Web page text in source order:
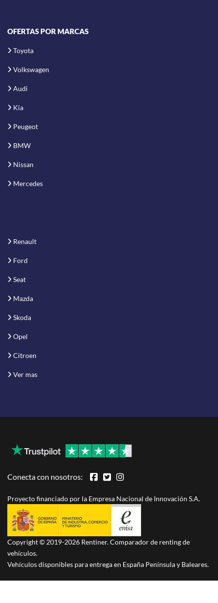
OFERTAS POR MARCAS
Toyota
Volkswagen
Audi
Kia
Peugeot
BMW
Nissan
Mercedes
Renault
Ford
Seat
Mazda
Skoda
Opel
Citroen
Ver mas
Conecta con nosotros:
Proyecto financiado por la Empresa Nacional de Innovación S.A.
Copyright © 2019-2026 Rentiner. Comparador de renting de
vehículos.
Vehículos disponibles para entrega en España Península y Baleares.